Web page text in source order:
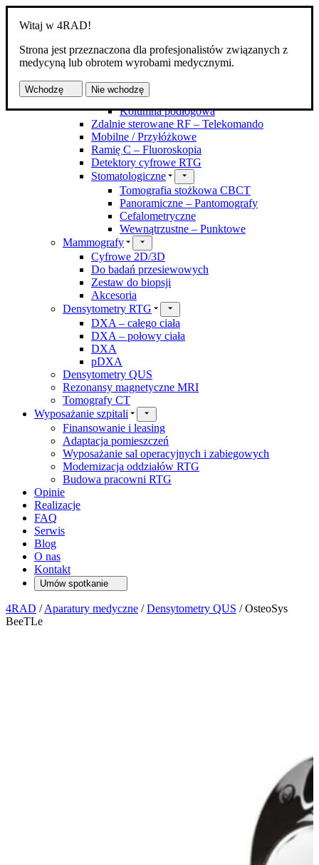
Witaj w 4RAD!
Strona jest przeznaczona dla profesjonalistów związanych z
medycyną lub obrotem wyrobami medycznymi.
Wchodzę Nie wchodzę
Produkty
Aparaty RTG
Kostno-płucne DR
Z zawieszeniem
Kolumna podłogowa
Zdalnie sterowane RF – Telekomando
Mobilne / Przyłóżkowe
Ramię C – Fluoroskopia
Detektory cyfrowe RTG
Stomatologiczne
Tomografia stożkowa CBCT
Panoramiczne – Pantomografy
Cefalometryczne
Wewnątrzustne – Punktowe
Mammografy
Cyfrowe 2D/3D
Do badań przesiewowych
Zestaw do biopsji
Akcesoria
Densytometry RTG
DXA – całego ciała
DXA – połowy ciała
DXA
pDXA
Densytometry QUS
Rezonansy magnetyczne MRI
Tomografy CT
Wyposażanie szpitali
Finansowanie i leasing
Adaptacja pomieszczeń
Wyposażanie sal operacyjnych i zabiegowych
Modernizacja oddziałów RTG
Budowa pracowni RTG
Opinie
Realizacje
FAQ
Serwis
Blog
O nas
Kontakt
Umów spotkanie
4RAD /Aparatury medyczne /Densytometry QUS /OsteoSys
BeeTLe